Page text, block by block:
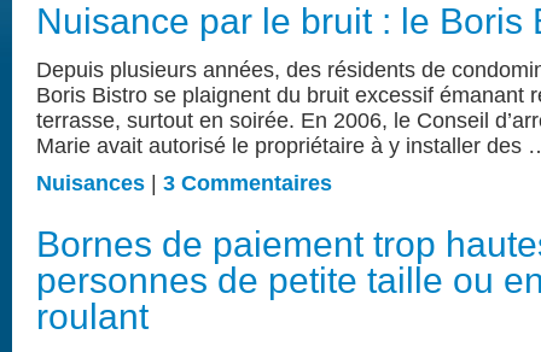
Nuisance par le bruit : le Boris
Depuis plusieurs années, des résidents de
Boris Bistro se plaignent du bruit excessif émanant
terrasse, surtout en soirée. En 2006, le Conseil
Marie avait autorisé le propriétaire à y installer des
Nuisances
3 Commentaires
Bornes de paiement trop
personnes de petite taille ou
roulant